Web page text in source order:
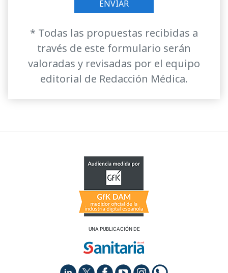
* Todas las propuestas recibidas a
través de este formulario serán
valoradas y revisadas por el equipo
editorial de Redacción Médica.
UNA PUBLICACIÓN DE